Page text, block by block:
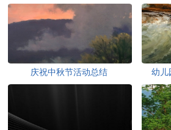
庆祝中秋节活动总结 幼儿